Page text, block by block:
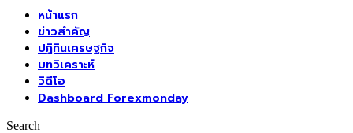
หน้าแรก
ข่าวสำคัญ
ปฏิทินเศรษฐกิจ
บทวิเคราะห์
วิดีโอ
Dashboard Forexmonday
Search